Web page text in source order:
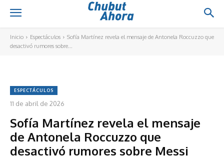
Inicio Espectáculos
Sofía Martínez revela el mensaje de Antonela Roccuzzo que
desactivó rumores sobre...
ESPECTÁCULOS
11 de abril de 2026
Sofía Martínez revela el mensaje
de Antonela Roccuzzo que
desactivó rumores sobre Messi